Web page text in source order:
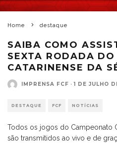
Home destaque
SAIBA COMO
SEXTA RODADA
CATARINENSE DA
IMPRENSA FCF · 1 DE JULHO
DESTAQUE FCF NOTÍCIAS
Todos os jogos do Campeonato
são transmitidos ao vivo e de